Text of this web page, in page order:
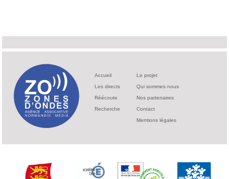
Accueil
Les directs
Réécoute
Recherche
Le projet
Qui sommes nous
Nos partenaires
Contact
Mentions légales